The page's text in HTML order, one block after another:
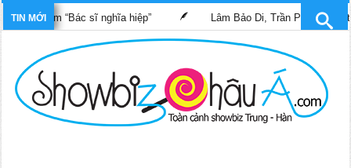
TIN MỚI
phim “Bác sĩ nghĩa hiệp” Lâm Bảo Di, Trần Pháp Dung tái